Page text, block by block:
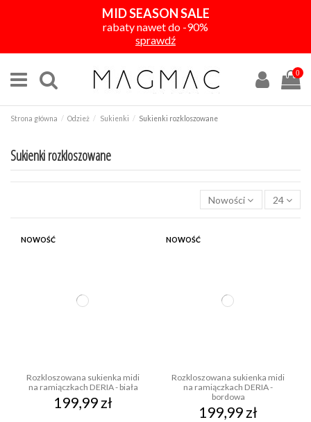
MID SEASON SALE
rabaty nawet do -90%
sprawdź
0
Strona główna Odzież Sukienki Sukienki rozkloszowane
Sukienki rozkloszowane
Nowości 24
KOLOR
NOWOŚĆ
Rozkloszowana sukienka midi
na ramiączkach DERIA - biała
199,99 zł
NOWOŚĆ
Rozkloszowana sukienka midi
na ramiączkach DERIA -
bordowa
199,99 zł